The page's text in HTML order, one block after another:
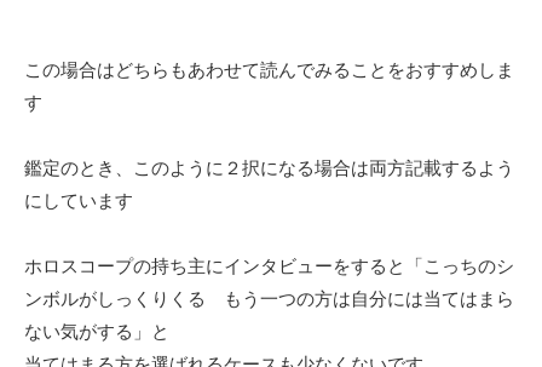
この場合はどちらもあわせて読んでみることをおすすめしま
す
鑑定のとき、このように２択になる場合は両方記載するよう
にしています
ホロスコープの持ち主にインタビューをすると「こっちのシ
ンボルがしっくりくる もう一つの方は自分には当てはまら
ない気がする」と